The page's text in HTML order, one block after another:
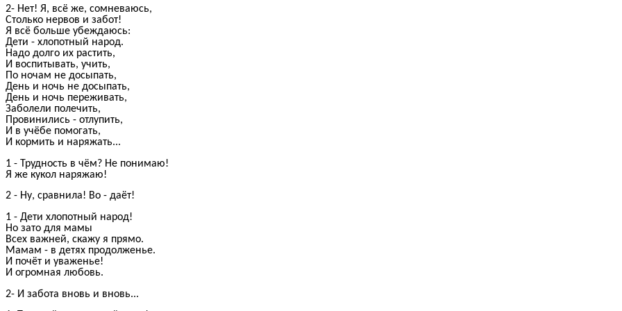
2- Нет! Я, всё же, сомневаюсь,
Столько нервов и забот!
Я всё больше убеждаюсь:
Дети - хлопотный народ.
Надо долго их растить,
И воспитывать, учить,
По ночам не досыпать,
День и ночь не досыпать,
День и ночь переживать,
Заболели полечить,
Провинились - отлупить,
И в учёбе помогать,
И кормить и наряжать...
1 - Трудность в чём? Не понимаю!
Я же кукол наряжаю!
2 - Ну, сравнила! Во - даёт!
1 - Дети хлопотный народ!
Но зато для мамы
Всех важней, скажу я прямо.
Мамам - в детях продолженье.
И почёт и уваженье!
И огромная любовь.
2- И забота вновь и вновь...